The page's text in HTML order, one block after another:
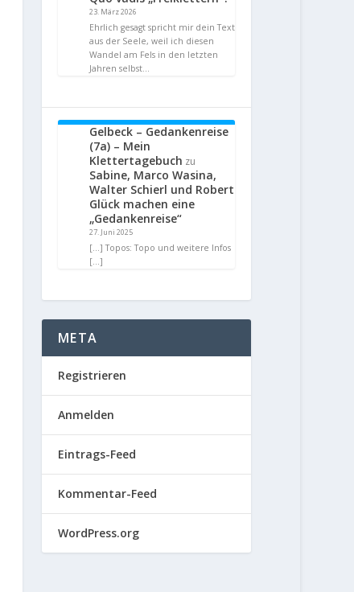
23. März 2026
Ehrlich gesagt spricht mir dein Text
aus der Seele, weil ich diesen
Wandel am Fels in den letzten
Jahren selbst…
Gelbeck – Gedankenreise
(7a) – Mein
Klettertagebuch zu
Sabine, Marco Wasina,
Walter Schierl und Robert
Glück machen eine
„Gedankenreise“
27. Juni 2025
[…] Topos: Topo und weitere Infos
[…]
META
Registrieren
Anmelden
Eintrags-Feed
Kommentar-Feed
WordPress.org